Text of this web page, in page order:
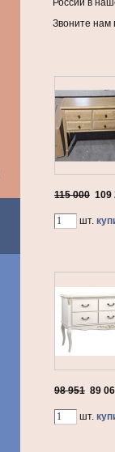
России в
Звоните нам
115 000 109
шт.
98 951 89
шт.